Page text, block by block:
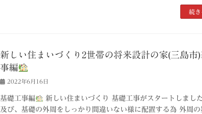
続
新しい住まいづくり2世帯の将来設計の家(三島市)
事編
2022年6月16日
基礎工事編
新しい住まいづくり 基礎工事がスタートしまし
及び、基礎の外周をしっかり間違いない様に配置する為 外周の